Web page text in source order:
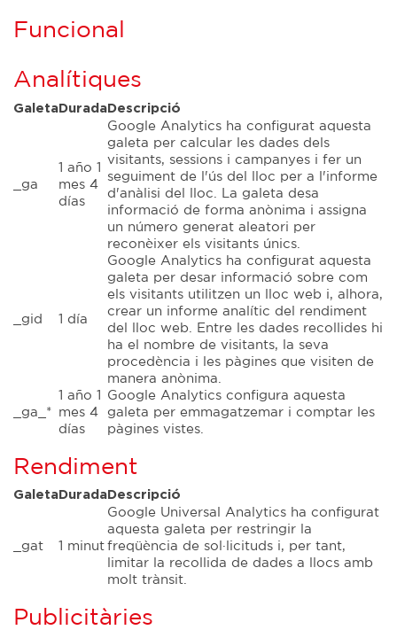
Funcional
Analítiques
GaletaDuradaDescripció
_ga
1 año 1
mes 4
días
Google Analytics ha configurat aquesta
galeta per calcular les dades dels
visitants, sessions i campanyes i fer un
seguiment de l'ús del lloc per a l'informe
d'anàlisi del lloc. La galeta desa
informació de forma anònima i assigna
un número generat aleatori per
reconèixer els visitants únics.
_gid 1 día
Google Analytics ha configurat aquesta
galeta per desar informació sobre com
els visitants utilitzen un lloc web i, alhora,
crear un informe analític del rendiment
del lloc web. Entre les dades recollides hi
ha el nombre de visitants, la seva
procedència i les pàgines que visiten de
manera anònima.
_ga_*
1 año 1
mes 4
días
Google Analytics configura aquesta
galeta per emmagatzemar i comptar les
pàgines vistes.
Rendiment
Galeta Durada Descripció
_gat 1 minut
Google Universal Analytics ha configurat
aquesta galeta per restringir la
freqüència de sol·licituds i, per tant,
limitar la recollida de dades a llocs amb
molt trànsit.
Publicitàries